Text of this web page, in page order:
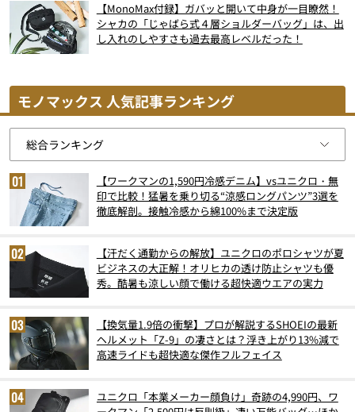
【MonoMax付録】ガバッと開いて中身が一目瞭然！
シャカの「じゃばら式４層ショルダーバッグ」は、出
し入れのしやすさも過去最高レベルだった！
モノマックス 人気記事ランキング
【ワークマンの1,590円冷感デニム】vsユニクロ・無
印で比較！猛暑を乗り切る“涼感ロングパンツ”3選を
徹底解剖。接触冷感から綿100%まで決定版
【汗だく通勤からの解放】ユニクロのポロシャツが夏
ビジネスの大正解！オリヒカの透け防止シャツも優
秀。酷暑も涼しい顔で働ける超快適ウエアの実力
【換気量1.9倍の衝撃】プロが解説するSHOEIの最新
ヘルメット「Z-9」の凄さとは？浮き上がり13%減で
高速ライドも超快適な傑作フルフェイス
ユニクロ「本業メーカー顔負け」奇跡の4,990円、ワ